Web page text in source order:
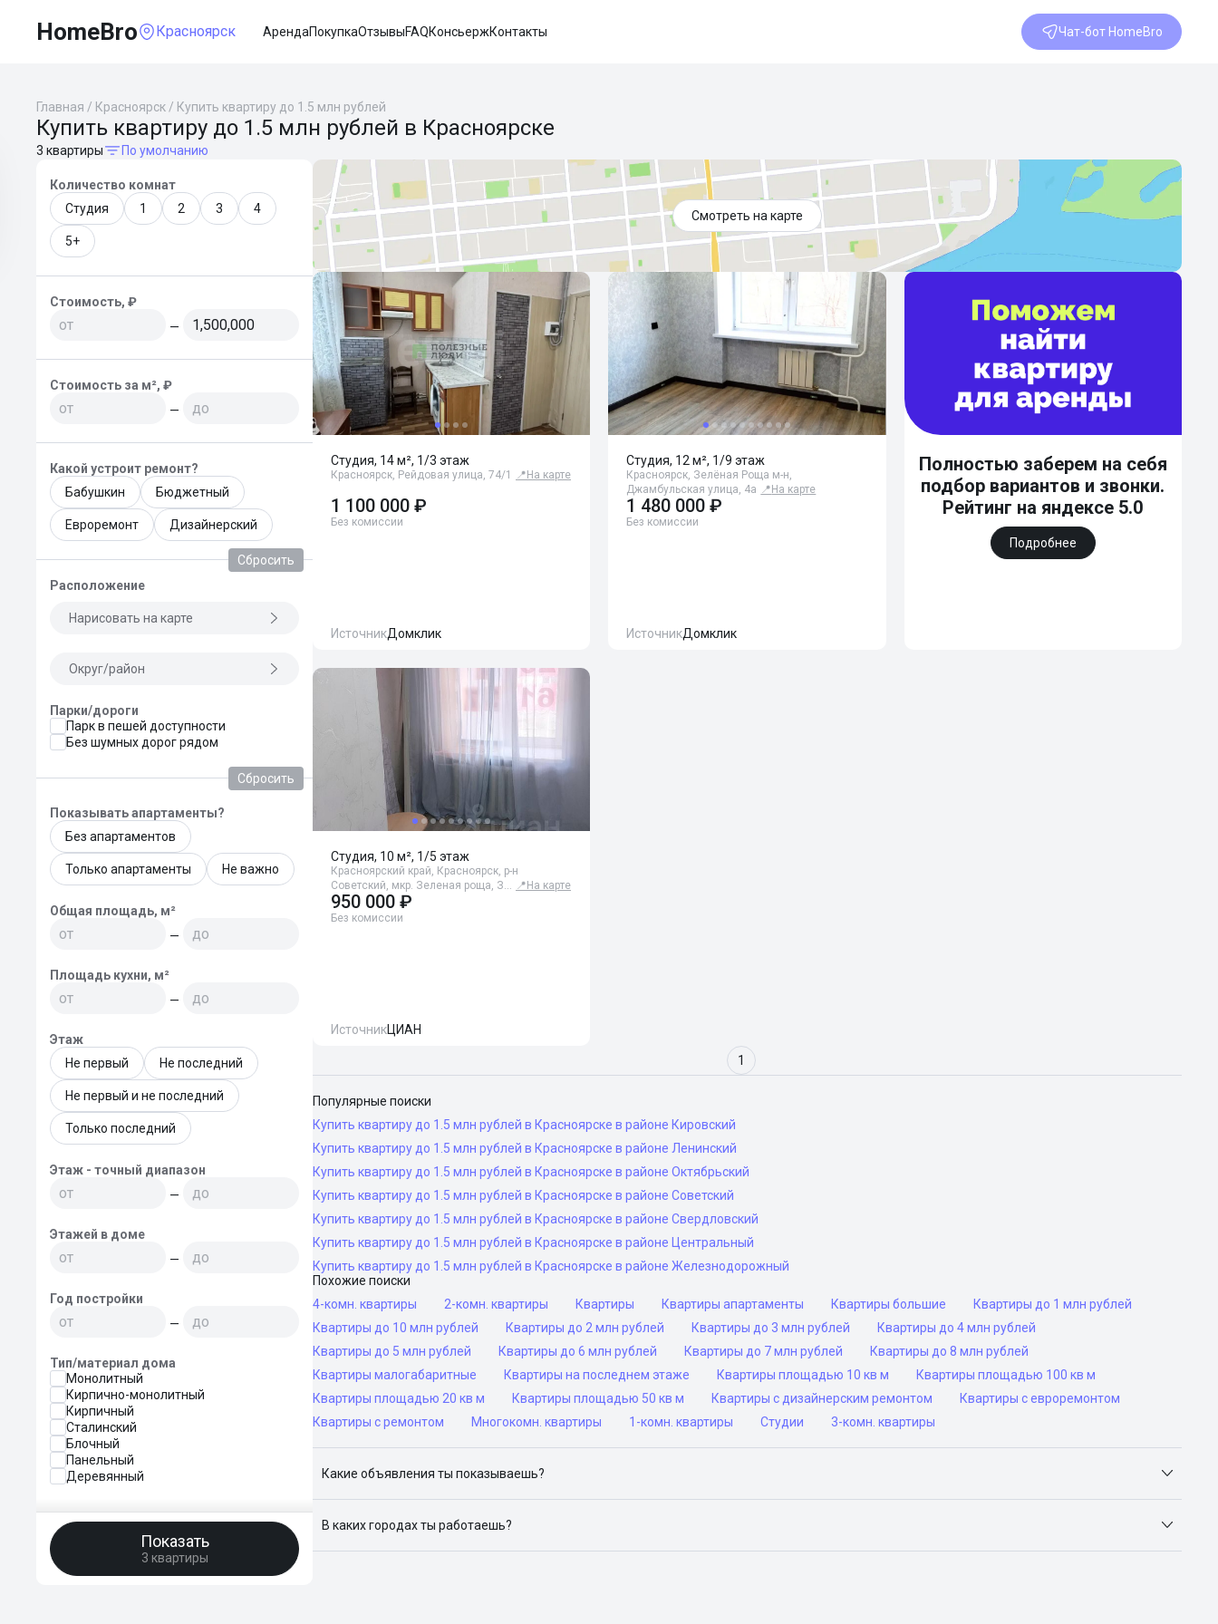
HomeBro Красноярск АрендаПокупкаОтзывыFAQКонсьержКонтакты Чат-бот HomeBro
Главная / Красноярск / Купить квартиру до 1.5 млн рублей
Купить квартиру до 1.5 млн рублей в Красноярске
3 квартиры По умолчанию
Количество комнат
Студия
1 2 3 4
5+
Стоимость, ₽
—
Стоимость за м², ₽
—
Какой устроит ремонт?
Бабушкин
Бюджетный
Евроремонт Дизайнерский
Сбросить
Расположение
Нарисовать на карте
Округ/район
Парки/дороги
Парк в пешей доступности
Без шумных дорог рядом
Сбросить
Показывать апартаменты?
Без апартаментов
Только апартаменты Не важно
Общая площадь, м²
—
Площадь кухни, м²
—
Этаж
Не первый
Не последний
Не первый и не последний
Только последний
Этаж - точный диапазон
—
Этажей в доме
—
Год постройки
—
Тип/материал дома
Монолитный
Кирпично-монолитный
Кирпичный
Сталинский
Блочный
Панельный
Деревянный
Показать
3 квартиры
Смотреть на карте
Студия, 14 м², 1/3 этаж
Красноярск, Рейдовая улица, 74/1 📍 На карте
1 100 000 ₽
Без комиссии
ИсточникДомклик
Студия, 12 м², 1/9 этаж
Красноярск, Зелёная Роща м-н,
Джамбульская улица, 4а 📍 На карте
1 480 000 ₽
Без комиссии
ИсточникДомклик
Полностью заберем на себя
подбор вариантов и звонки.
Рейтинг на яндексе 5.0
Подробнее
Студия, 10 м², 1/5 этаж
Красноярский край, Красноярск, р-н
Советский, мкр. Зеленая роща, З… 📍 На карте
950 000 ₽
Без комиссии
ИсточникЦИАН
1
Популярные поиски
Купить квартиру до 1.5 млн рублей в Красноярске в районе Кировский
Купить квартиру до 1.5 млн рублей в Красноярске в районе Ленинский
Купить квартиру до 1.5 млн рублей в Красноярске в районе Октябрьский
Купить квартиру до 1.5 млн рублей в Красноярске в районе Советский
Купить квартиру до 1.5 млн рублей в Красноярске в районе Свердловский
Купить квартиру до 1.5 млн рублей в Красноярске в районе Центральный
Купить квартиру до 1.5 млн рублей в Красноярске в районе Железнодорожный
Похожие поиски
4-комн. квартиры
2-комн. квартиры Квартиры Квартиры апартаменты Квартиры большие
Квартиры до 1 млн рублей
Квартиры до 10 млн рублей
Квартиры до 2 млн рублей Квартиры до 3 млн рублей
Квартиры до 4 млн рублей
Квартиры до 5 млн рублей
Квартиры до 6 млн рублей Квартиры до 7 млн рублей
Квартиры до 8 млн рублей
Квартиры малогабаритные
Квартиры на последнем этаже Квартиры площадью 10 кв м
Квартиры площадью 100 кв м
Квартиры площадью 20 кв м
Квартиры площадью 50 кв м Квартиры с дизайнерским ремонтом
Квартиры с евроремонтом
Квартиры с ремонтом
Многокомн. квартиры 1-комн. квартиры Студии 3-комн. квартиры
Какие объявления ты показываешь?
В каких городах ты работаешь?